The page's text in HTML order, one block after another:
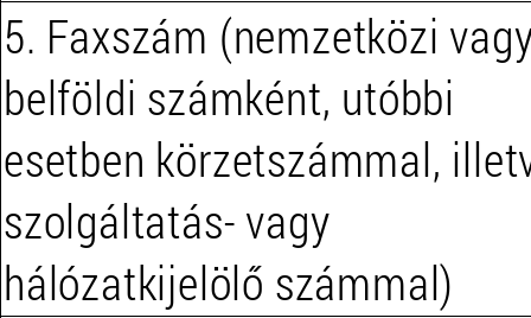
5. Faxszám (nemzetközi
belföldi számként, utóbbi
esetben körzetszámmal,
szolgáltatás- vagy
hálózatkijelölő számmal)